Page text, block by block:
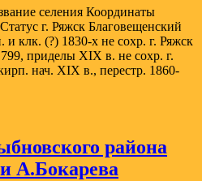
селения Координаты
г. Ряжск Благовещенский
и клк. (?) 1830-х не сохр. г. Ряжск
приделы XIX в. не сохр. г.
нач. XIX в., перестр. 1860-
района
А.Бокарева